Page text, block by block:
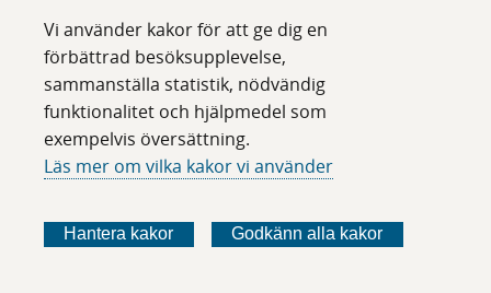
Vi använder kakor för att ge dig en
förbättrad besöksupplevelse,
sammanställa statistik, nödvändig
funktionalitet och hjälpmedel som
exempelvis översättning.
Läs mer om vilka kakor vi använder
Hantera kakor Godkänn alla kakor
Tillgänglighet
Om cookies
Följ oss i sociala medier
ö
l
ö
l
ö
l